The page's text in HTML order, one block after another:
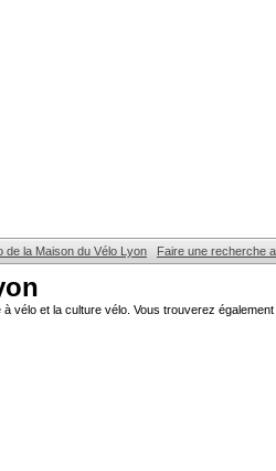
de la Maison du Vélo Lyon Faire une recherche
vélo et la culture vélo. Vous trouverez